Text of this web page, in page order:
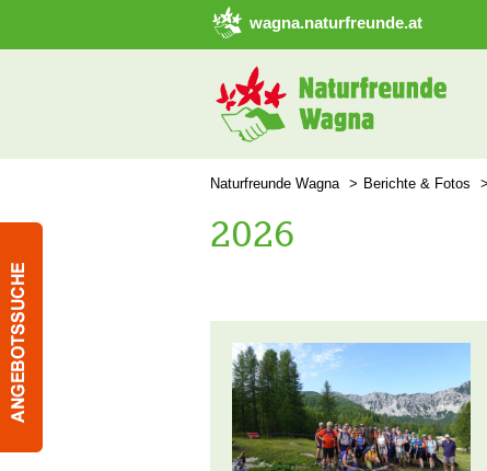
➜ Hauptregion der Seite anspringen
wagna.naturfreunde.at
Naturfreunde Wagna Berichte & Fotos
2026